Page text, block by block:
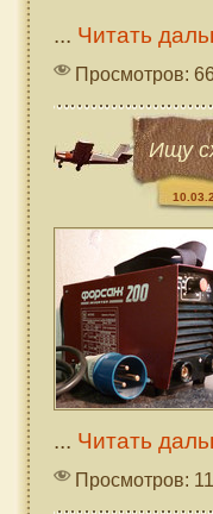
... Читать
Просмотров:
Ищу
... Читать
Просмотров: